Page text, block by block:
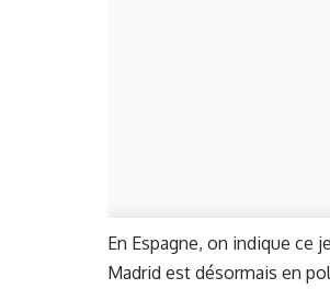
En Espagne, on indique ce
Madrid est désormais en